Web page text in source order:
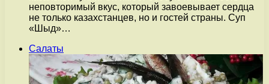
неповторимый вкус, который завоевывает сердца
не только казахстанцев, но и гостей страны. Суп
«Шыд»…
Салаты